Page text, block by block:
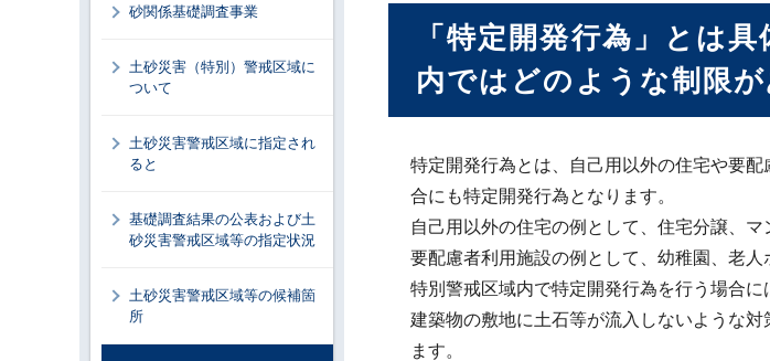
「特定開発行為」とは
内ではどのような制限
特定開発行為とは、自己用以外の住宅や要
合にも特定開発行為となります。
自己用以外の住宅の例として、住宅分譲、マ
要配慮者利用施設の例として、幼稚園、老人
特別警戒区域内で特定開発行為を行う場合
建築物の敷地に土石等が流入しないような
ます。
砂関係基礎調査事業
土砂災害（特別）警戒区域に
ついて
土砂災害警戒区域に指定され
ると
基礎調査結果の公表および土
砂災害警戒区域等の指定状況
土砂災害警戒区域等の候補箇
所